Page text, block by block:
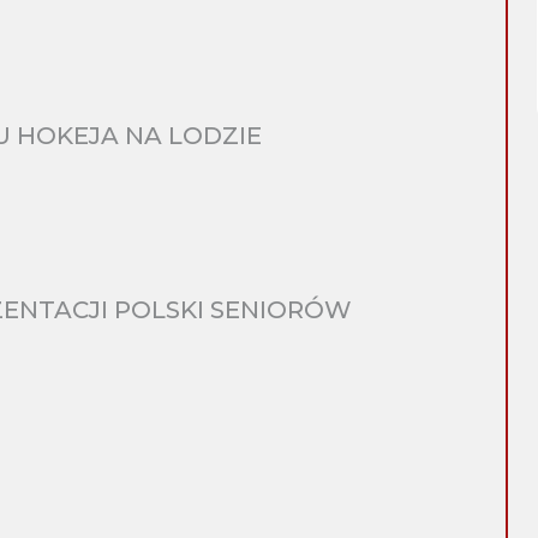
HOKEJA NA LODZIE
POLSKI SENIORÓW